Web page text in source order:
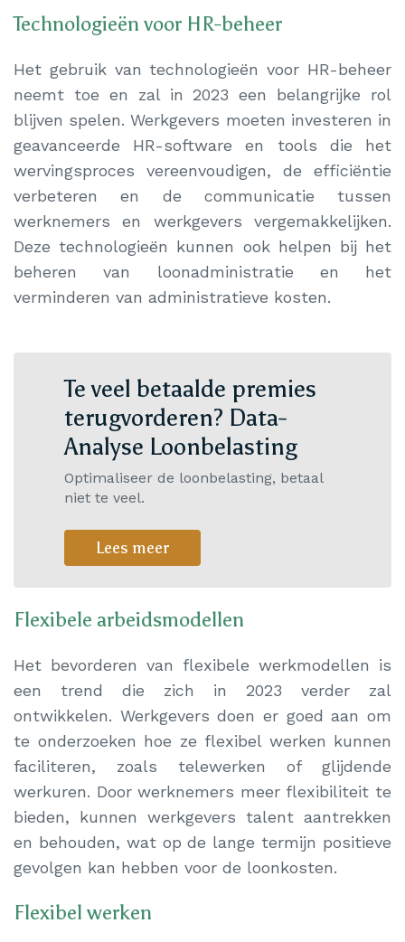
Technologieën voor HR-beheer
Het gebruik van technologieën voor HR-beheer
neemt toe en zal in 2023 een belangrijke rol
blijven spelen. Werkgevers moeten investeren in
geavanceerde HR-software en tools die het
wervingsproces vereenvoudigen, de efficiëntie
verbeteren en de communicatie tussen
werknemers en werkgevers vergemakkelijken.
Deze technologieën kunnen ook helpen bij het
beheren van loonadministratie en het
verminderen van administratieve kosten.
Te veel betaalde premies
terugvorderen? Data-
Analyse Loonbelasting
Optimaliseer de loonbelasting, betaal
niet te veel.
Lees meer
Flexibele arbeidsmodellen
Het bevorderen van flexibele werkmodellen is
een trend die zich in 2023 verder zal
ontwikkelen. Werkgevers doen er goed aan om
te onderzoeken hoe ze flexibel werken kunnen
faciliteren, zoals telewerken of glijdende
werkuren. Door werknemers meer flexibiliteit te
bieden, kunnen werkgevers talent aantrekken
en behouden, wat op de lange termijn positieve
gevolgen kan hebben voor de loonkosten.
Flexibel werken